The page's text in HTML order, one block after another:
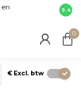
en
direct
9.4
0
€ Excl. btw